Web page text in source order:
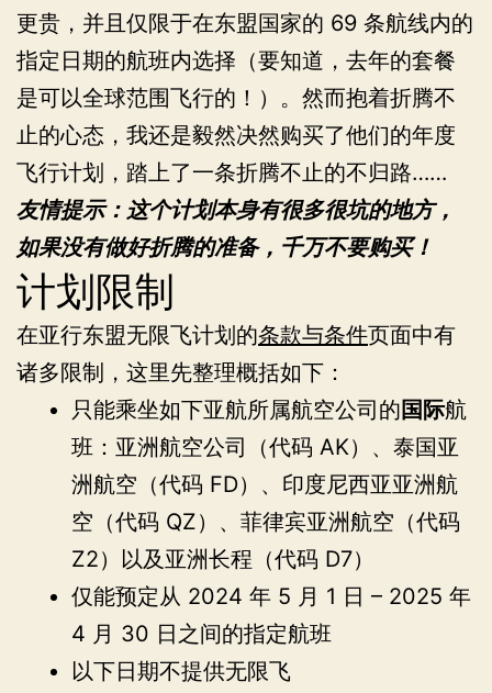
更贵，并且仅限于在东盟国家的 69 条航线内的
指定日期的航班内选择（要知道，去年的套餐
是可以全球范围飞行的！）。然而抱着折腾不
止的心态，我还是毅然决然购买了他们的年度
飞行计划，踏上了一条折腾不止的不归路……
友情提示：这个计划本身有很多很坑的地方，
如果没有做好折腾的准备，千万不要购买！
计划限制
在亚行东盟无限飞计划的条款与条件页面中有
诸多限制，这里先整理概括如下：
只能乘坐如下亚航所属航空公司的国际航
班：亚洲航空公司（代码 AK）、泰国亚
洲航空（代码 FD）、印度尼西亚亚洲航
空（代码 QZ）、菲律宾亚洲航空（代码
Z2）以及亚洲长程（代码 D7）
仅能预定从 2024 年 5 月 1 日 – 2025 年
4 月 30 日之间的指定航班
以下日期不提供无限飞